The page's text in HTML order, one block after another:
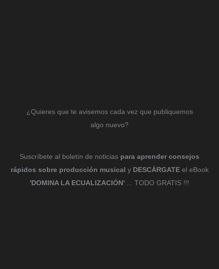
¿Quieres que te avisemos cada vez que publiquemos
algo nuevo?
Suscríbete al boletín de noticias para aprender consejos
rápidos sobre producción musical y DESCÁRGATEel eBook
'DOMINA LA ECUALIZACIÓN' ... TODO GRATIS !!!